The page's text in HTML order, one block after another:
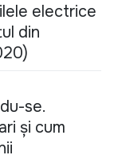
electrice
din
se.
și cum